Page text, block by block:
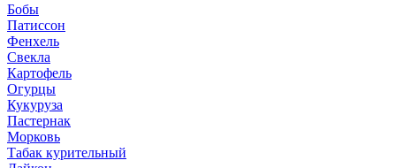
Бобы
Патиссон
Фенхель
Свекла
Картофель
Огурцы
Кукуруза
Пастернак
Морковь
Табак курительный